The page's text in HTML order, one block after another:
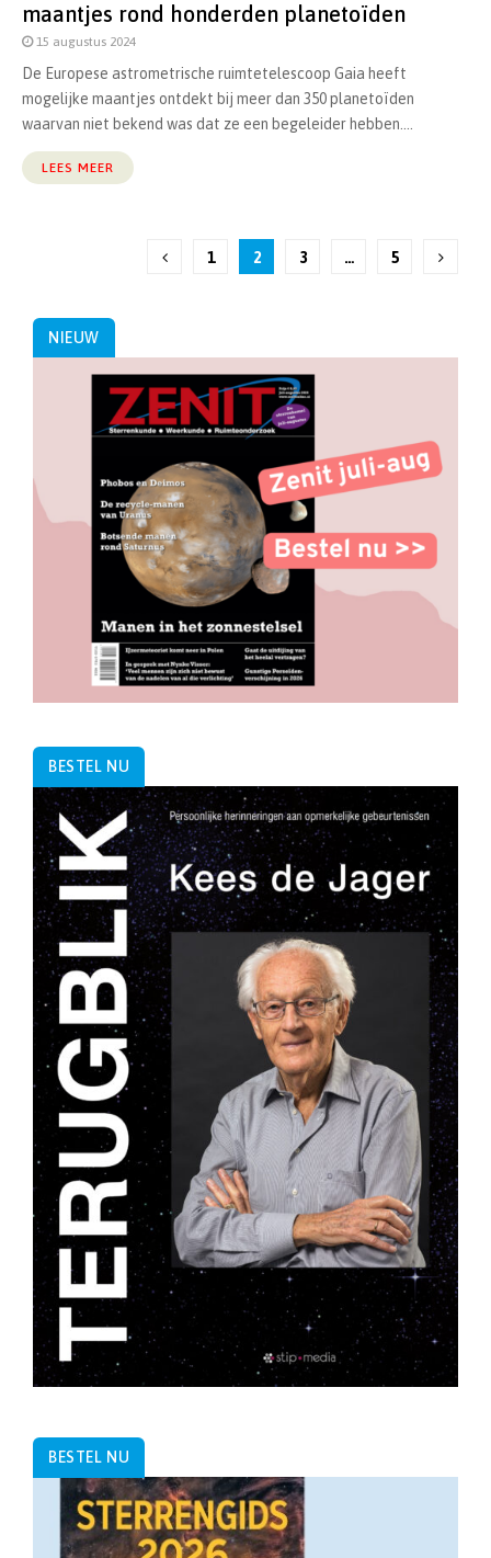
maantjes rond honderden planetoïden
15 augustus 2024
De Europese astrometrische ruimtetelescoop Gaia heeft
mogelijke maantjes ontdekt bij meer dan 350 planetoïden
waarvan niet bekend was dat ze een begeleider hebben....
LEES MEER
1 2 3 … 5
NIEUW
BESTEL NU
BESTEL NU